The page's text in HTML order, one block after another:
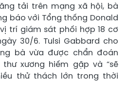
tải trên mạng xã hội, bà
báo với Tổng thống Donald
trí giám sát phối hợp 18 cơ
30/6. Tulsi Gabbard cho
bà vừa được chẩn đoán
xương hiếm gặp và “sẽ
thử thách lớn trong thời